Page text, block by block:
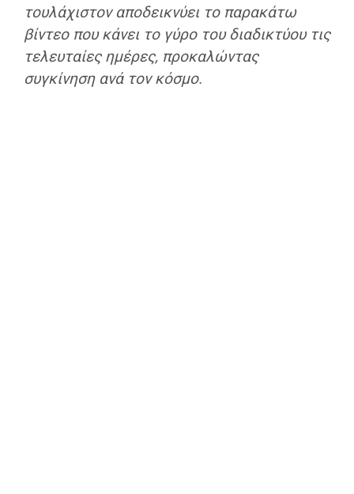
τουλάχιστον αποδεικνύει το παρακάτω
βίντεο που κάνει το γύρο του διαδικτύου τις
τελευταίες ημέρες, προκαλώντας
συγκίνηση ανά τον κόσμο.